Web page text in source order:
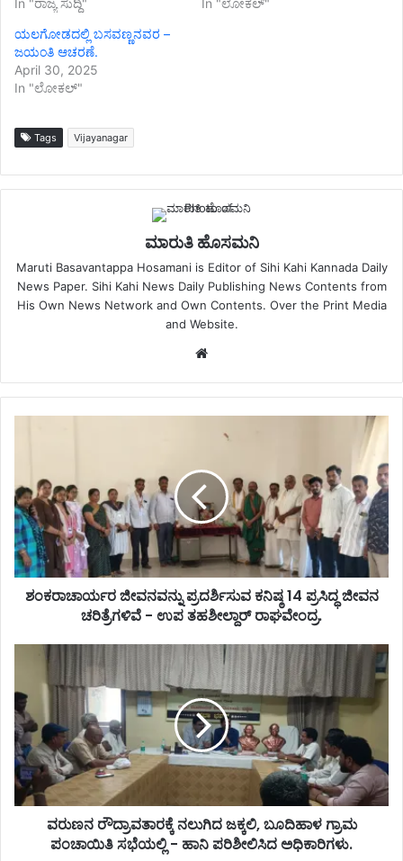
In "ರಾಜ್ಯ ಸುದ್ದಿ"
In "ಲೋಕಲ್"
ಯಲಗೋಡದಲ್ಲಿ ಬಸವಣ್ಣನವರ –
ಜಯಂತಿ ಆಚರಣೆ.
April 30, 2025
In "ಲೋಕಲ್"
Tags Vijayanagar
ಮಾರುತಿ ಹೊಸಮನಿ
Maruti Basavantappa Hosamani is Editor of Sihi Kahi Kannada Daily
News Paper. Sihi Kahi News Daily Publishing News Contents from
His Own News Network and Own Contents. Over the Print Media
and Website.
Website
ಶಂಕರಾಚಾರ್ಯರ ಜೀವನವನ್ನು ಪ್ರದರ್ಶಿಸುವ ಕನಿಷ್ಠ 14 ಪ್ರಸಿದ್ಧ ಜೀವನ
ಚರಿತ್ರೆಗಳಿವೆ - ಉಪ ತಹಶೀಲ್ದಾರ್ ರಾಘವೇಂದ್ರ.
ವರುಣನ ರೌದ್ರಾವತಾರಕ್ಕೆ ನಲುಗಿದ ಜಕ್ಕಲಿ, ಬೂದಿಹಾಳ ಗ್ರಾಮ
ಪಂಚಾಯಿತಿ ಸಭೆಯಲ್ಲಿ - ಹಾನಿ ಪರಿಶೀಲಿಸಿದ ಅಧಿಕಾರಿಗಳು.